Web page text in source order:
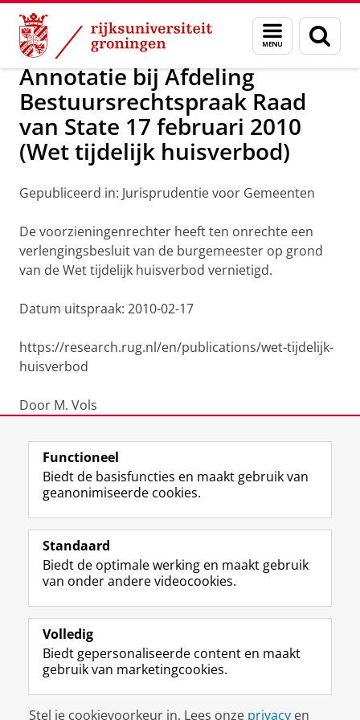
Skip
Content
Skip
Navigation
Menu
en
zoeken
Over ons Handhaving
Annotatie bij Afdeling
Bestuursrechtspraak Raad
van State 17 februari 2010
(Wet tijdelijk huisverbod)
Gepubliceerd in: Jurisprudentie voor Gemeenten
De voorzieningenrechter heeft ten onrechte een
verlengingsbesluit van de burgemeester op grond
van de Wet tijdelijk huisverbod vernietigd.
Datum uitspraak: 2010-02-17
https://research.rug.nl/en/publications/wet-tijdelijk-
huisverbod
Door M. Vols
Laatst gewijzigd: 14 november 2022 13:40
Volg de RUG
F
a
e
b
o
p
a
i
n
L
i
k
e
I
-
p
g
i
R
S
-
f
e
R
k
s
I
n
t
r
m
c
c
Y
o
T
e
k
a
a
Studiekiezers
Alumni
Over ons
Disclaimer & Copyright
Functioneel
Biedt de basisfuncties en maakt gebruik van
geanonimiseerde cookies.
Standaard
Biedt de optimale werking en maakt gebruik
van onder andere videocookies.
Volledig
Biedt gepersonaliseerde content en maakt
gebruik van marketingcookies.
Stel je cookievoorkeur in. Lees onze privacy en